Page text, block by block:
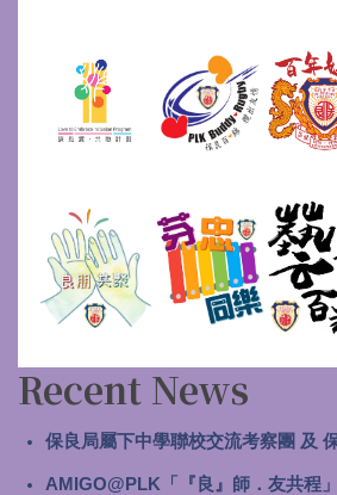
Recent News
保良局屬下中學聯校交流考察團 及
AMIGO@PLK「『良』師．友共程